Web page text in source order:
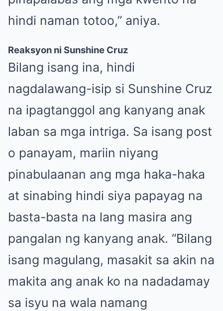
hindi naman totoo,” aniya.
Reaksyon ni Sunshine Cruz
Bilang isang ina, hindi
nagdalawang-isip si Sunshine Cruz
na ipagtanggol ang kanyang anak
laban sa mga intriga. Sa isang post
o panayam, mariin niyang
pinabulaanan ang mga haka-haka
at sinabing hindi siya papayag na
basta-basta na lang masira ang
pangalan ng kanyang anak. “Bilang
isang magulang, masakit sa akin na
makita ang anak ko na nadadamay
sa isyu na wala namang